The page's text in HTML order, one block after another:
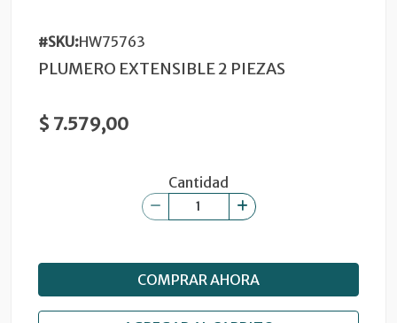
#SKU:HW75763
PLUMERO EXTENSIBLE 2 PIEZAS
$ 7.579,00
Cantidad
COMPRAR AHORA